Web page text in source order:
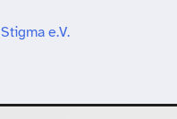
Stigma e.V.